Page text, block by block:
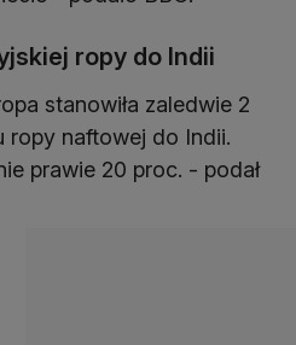
ropy do Indii
stanowiła zaledwie 2
ropy naftowej do Indii.
prawie 20 proc. - podał